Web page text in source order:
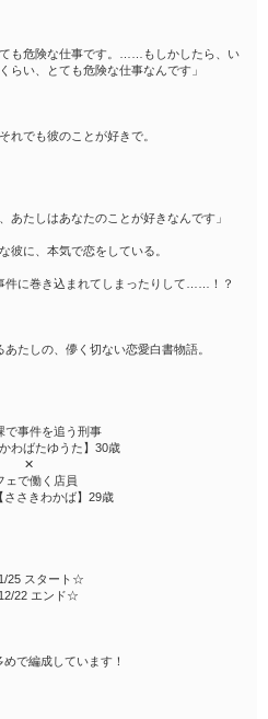
も危険な仕事です。……もしかしたら、い
らい、とても危険な仕事なんです」
れでも彼のことが好きで。
たしはあなたのことが好きなんです」
彼に、本気で恋をしている。
に巻き込まれてしまったりして……！？
たしの、儚く切ない恋愛白書物語。
事件を追う刑事
わばたゆうた】30歳
✕
で働く店員
さきわかば】29歳
25 スタート☆
22 エンド☆
で編成しています！